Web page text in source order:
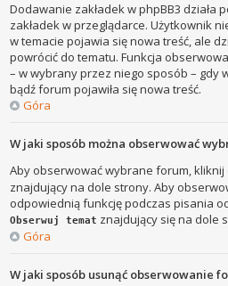
Dodawanie zakładek w phpBB3 działa
zakładek w przeglądarce. Użytkownik
w temacie pojawia się nowa treść, ale
powrócić do tematu. Funkcja
– w wybrany przez niego sposób – gdy
bądź forum pojawiła się nowa treść.
Góra
W jaki sposób można obserwować
Aby obserwować wybrane forum,
znajdujący na dole strony. Aby
odpowiednią funkcję podczas pisania
Obserwuj temat znajdujący się na dole
Góra
W jaki sposób usunąć obserwowanie